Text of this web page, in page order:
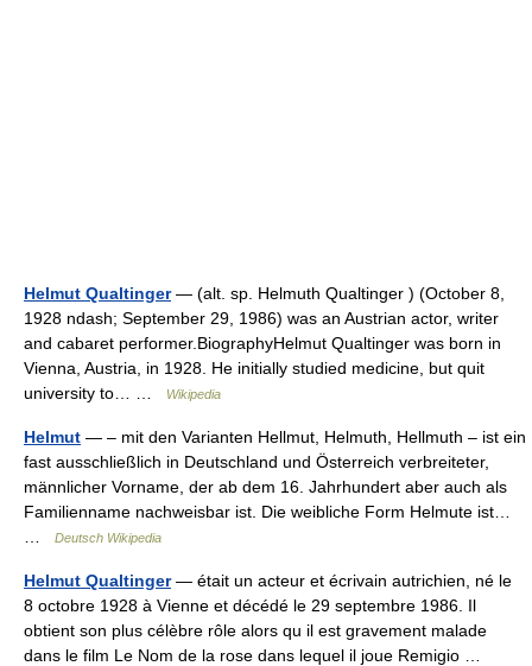
Helmut Qualtinger— (alt. sp. Helmuth Qualtinger ) (October 8,
1928 ndash; September 29, 1986) was an Austrian actor, writer
and cabaret performer.BiographyHelmut Qualtinger was born in
Vienna, Austria, in 1928. He initially studied medicine, but quit
university to… …
Wikipedia
Helmut — – mit den Varianten Hellmut, Helmuth, Hellmuth – ist ein
fast ausschließlich in Deutschland und Österreich verbreiteter,
männlicher Vorname, der ab dem 16. Jahrhundert aber auch als
Familienname nachweisbar ist. Die weibliche Form Helmute ist…
Deutsch Wikipedia
Helmut Qualtinger— était un acteur et écrivain autrichien, né le
8 octobre 1928 à Vienne et décédé le 29 septembre 1986. Il
obtient son plus célèbre rôle alors qu il est gravement malade
dans le film Le Nom de la rose dans lequel il joue Remigio …